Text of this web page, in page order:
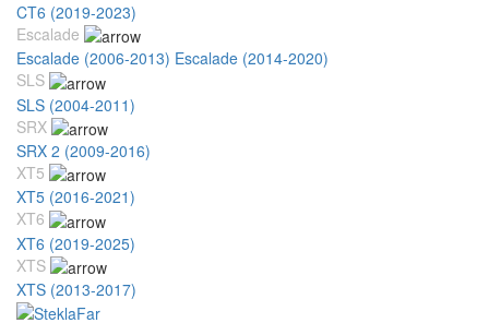
CT6 (2019-2023)
Escalade
Escalade (2006-2013) Escalade (2014-2020)
SLS
SLS (2004-2011)
SRX
SRX 2 (2009-2016)
XT5
XT5 (2016-2021)
XT6
XT6 (2019-2025)
XTS
XTS (2013-2017)